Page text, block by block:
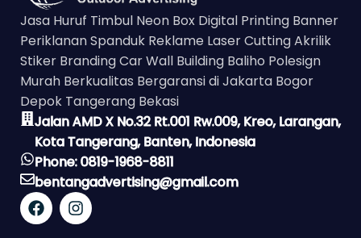
Jasa Huruf Timbul Neon Box Digital Printing Banner
Periklanan Spanduk Reklame Laser Cutting Akrilik
Stiker Branding Car Wall Building Baliho Polesign
Murah Berkualitas Bergaransi di Jakarta Bogor
Depok Tangerang Bekasi
Jalan AMD X No.32 Rt.001 Rw.009, Kreo, Larangan,
Kota Tangerang, Banten, Indonesia
Phone: 0819-1968-8811
bentangadvertising@gmail.com